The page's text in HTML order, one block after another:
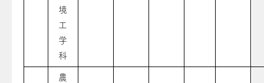
境
工
学
科
農